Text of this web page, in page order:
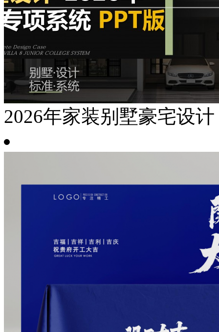
2026年家装别墅豪宅设计